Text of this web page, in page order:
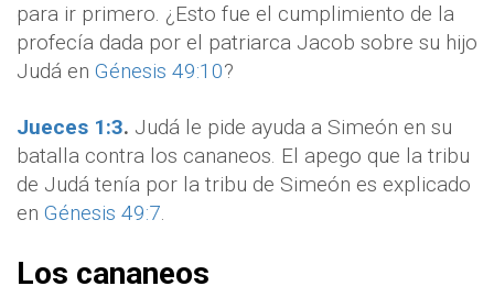
para ir primero. ¿Esto fue el cumplimiento de la
profecía dada por el patriarca Jacob sobre su hijo
Judá en Génesis 49:10?
Jueces 1:3. Judá le pide ayuda a Simeón en su
batalla contra los cananeos. El apego que la tribu
de Judá tenía por la tribu de Simeón es explicado
en Génesis 49:7.
Los cananeos